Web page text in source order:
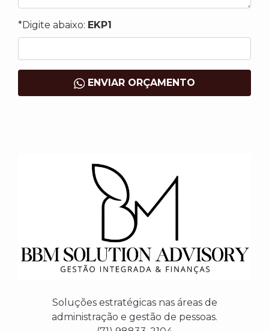
*Digite abaixo: EKP1
ENVIAR ORÇAMENTO
Soluções estratégicas nas áreas de
administração e gestão de pessoas.